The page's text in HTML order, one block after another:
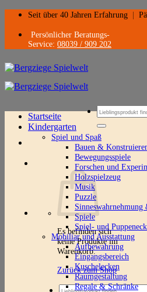
Zum
springen
Seit über 40 Jahren Erfahrung
Persönlicher Beratungs-
Service: 08039 / 909 202
Suchen
nach:
Es befinden sich
keine Produkte im
Warenkorb.
Zurück zum Shop
Suchen
Startseite
Kindergarten
Spiel und Spaß
Bauen &
Bewegungsspiele
Forschen und
Holzspielzeug
Musik
Puzzle
Spiele
Spiel- und
Mobiliar und Ausstattung
Aufbewahrung
Eingangsbereich
Kuschelecken
Raumgestaltung
Regale & Schränke